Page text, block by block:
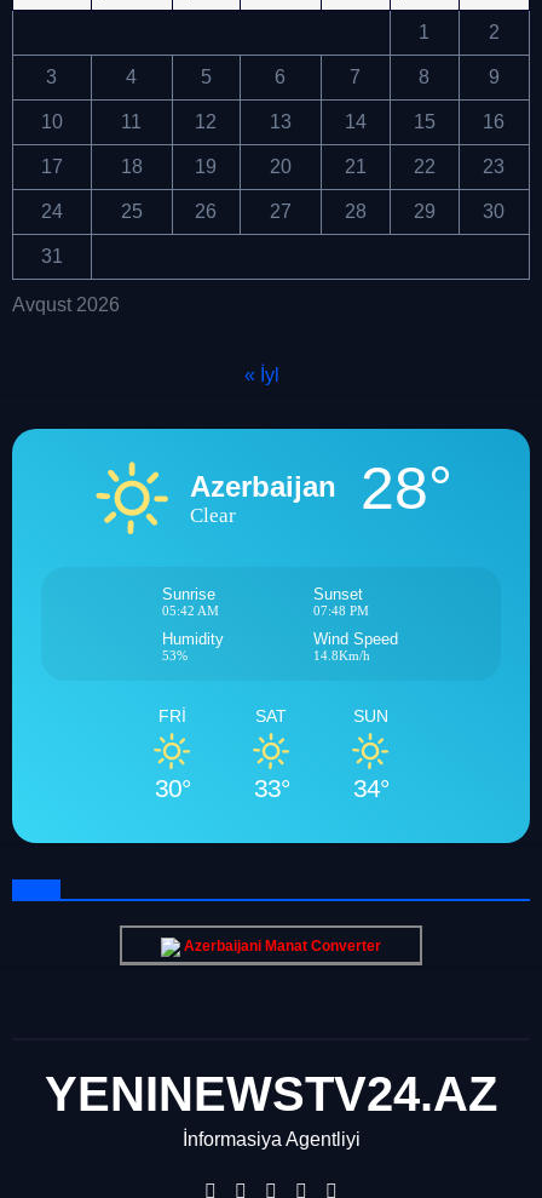
Avqust 2026
1 2
3 4 5 6 7 8 9
10 11 12 13 14 15 16
17 18 19 20 21 22 23
24 25 26 27 28 29 30
31
« İyl
Azerbaijan
Clear 28°
Sunrise
05:42 AM
Sunset
07:48 PM
Humidity
53%
Wind Speed
14.8Km/h
FRI
30°
SAT
33°
SUN
34°
Azerbaijani Manat Converter
YENINEWSTV24.AZ
İnformasiya Agentliyi